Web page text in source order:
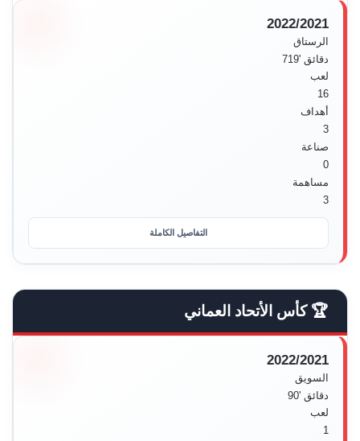
2022/2021
الرستاق
دقائق '719
لعب
16
أهداف
3
صناعة
0
مساهمة
3
التفاصيل الكاملة
🏆 كأس الأتحاد العماني
2022/2021
السويق
دقائق '90
لعب
1